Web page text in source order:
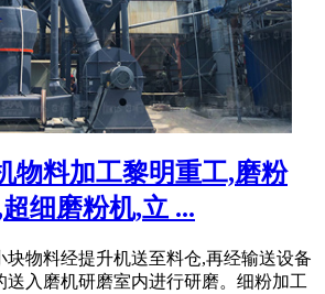
物料加工黎明重工,磨粉
细磨粉机,立 ...
块物料经提升机送至料仓,再经输送设备
送入磨机研磨室内进行研磨。细粉加工